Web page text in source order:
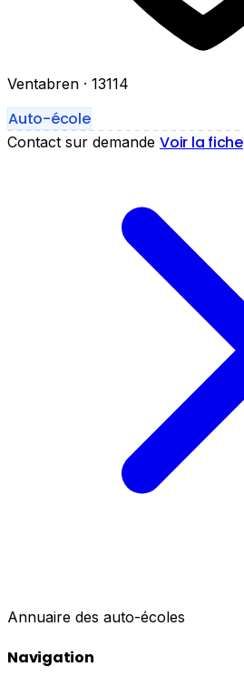
Ventabren · 13114
Auto-école
Contact sur demande Voir la fiche
Annuaire des auto-écoles
Navigation